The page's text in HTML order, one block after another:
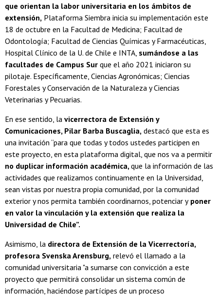
que orientan la labor universitaria en los ámbitos de
extensión, Plataforma Siembra inicia su implementación este
18 de octubre en la Facultad de Medicina; Facultad de
Odontología; Facultad de Ciencias Químicas y Farmacéuticas,
Hospital Clínico de la U. de Chile e INTA, sumándose a las
facultades de Campus Sur que el año 2021 iniciaron su
pilotaje. Específicamente, Ciencias Agronómicas; Ciencias
Forestales y Conservación de la Naturaleza y Ciencias
Veterinarias y Pecuarias.
En ese sentido, la vicerrectora de Extensión y
Comunicaciones, Pilar Barba Buscaglia, destacó que esta es
una invitación “para que todas y todos ustedes participen en
este proyecto, en esta plataforma digital, que nos va a permitir
no duplicar información académica, que la información de las
actividades que realizamos continuamente en la Universidad,
sean vistas por nuestra propia comunidad, por la comunidad
exterior y nos permita también coordinarnos, potenciar yponer
en valor la vinculación y la extensión que realiza la
Universidad de Chile”.
Asimismo, la directora de Extensión de la Vicerrectoría,
profesora Svenska Arensburg, relevó el llamado a la
comunidad universitaria "a sumarse con convicción a este
proyecto que permitirá consolidar un sistema común de
información, haciéndose partícipes de un proceso